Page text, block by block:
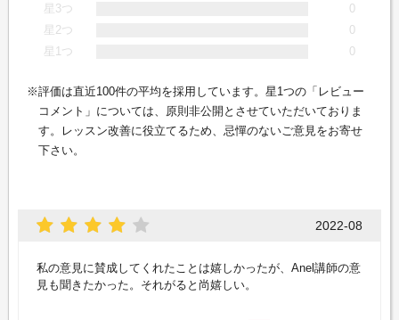
星3つ
0
星2つ
0
星1つ
0
評価は直近100件の平均を採用しています。星1つの「レビュー
コメント」については、原則非公開とさせていただいておりま
す。レッスン改善に役立てるため、忌憚のないご意見をお寄せ
下さい。
2022-08
私の意見に賛成してくれたことは嬉しかったが、Anel講師の意
見も聞きたかった。それがると尚嬉しい。